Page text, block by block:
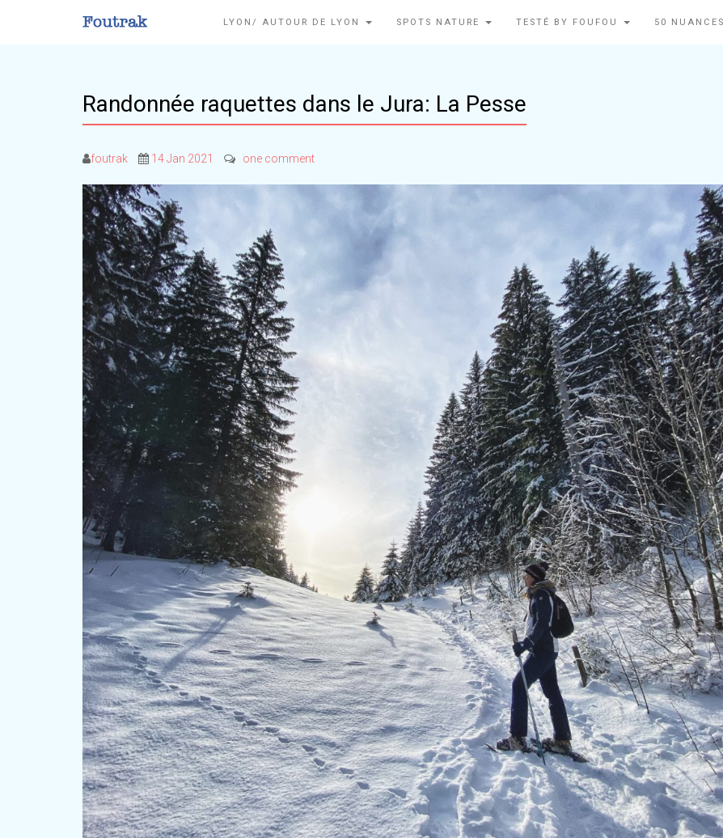
LYON/ AUTOUR DE LYON SPOTS NATURE TESTÉ BY FOUFOU 50
Randonnée raquettes dans le Jura: La Pesse
foutrak 14 Jan 2021 one comment